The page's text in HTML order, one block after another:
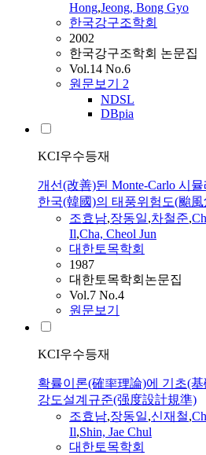
Hong,Jeong, Bong Gyo
한국강구조학회
2002
한국강구조학회 논문집
Vol.14 No.6
원문보기 2
NDSL
DBpia
KCI우수등재
개선(改善)된 Monte-Carlo 시
한국(韓國)의 태풍위험도(颱
조효남,장동일,차철준,
Il,Cha, Cheol Jun
대한토목학회
1987
대한토목학회논문집
Vol.7 No.4
원문보기
KCI우수등재
확률이론(確率理論)에 기초(
강도설계규준(强度設計規準)
조효남,장동일,신재철,
Il,Shin, Jae Chul
대한토목학회